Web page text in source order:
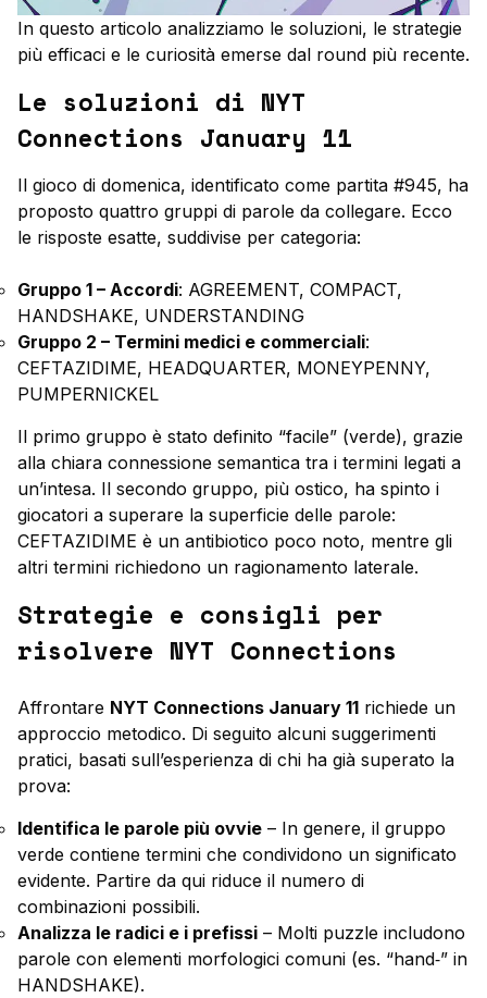
In questo articolo analizziamo le soluzioni, le strategie
più efficaci e le curiosità emerse dal round più recente.
Le soluzioni di NYT
Connections January 11
Il gioco di domenica, identificato come partita #945, ha
proposto quattro gruppi di parole da collegare. Ecco
le risposte esatte, suddivise per categoria:
Gruppo 1 – Accordi: AGREEMENT, COMPACT,
HANDSHAKE, UNDERSTANDING
Gruppo 2 – Termini medici e commerciali:
CEFTAZIDIME, HEADQUARTER, MONEYPENNY,
PUMPERNICKEL
Il primo gruppo è stato definito “facile” (verde), grazie
alla chiara connessione semantica tra i termini legati a
un’intesa. Il secondo gruppo, più ostico, ha spinto i
giocatori a superare la superficie delle parole:
CEFTAZIDIME è un antibiotico poco noto, mentre gli
altri termini richiedono un ragionamento laterale.
Strategie e consigli per
risolvere NYT Connections
Affrontare NYT Connections January 11 richiede un
approccio metodico. Di seguito alcuni suggerimenti
pratici, basati sull’esperienza di chi ha già superato la
prova:
Identifica le parole più ovvie – In genere, il gruppo
verde contiene termini che condividono un significato
evidente. Partire da qui riduce il numero di
combinazioni possibili.
Analizza le radici e i prefissi – Molti puzzle includono
parole con elementi morfologici comuni (es. “hand‑” in
HANDSHAKE).